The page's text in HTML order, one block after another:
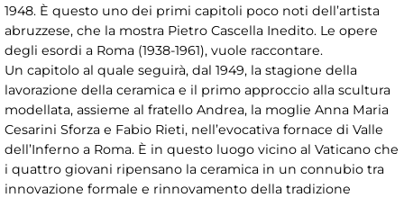
1948. È questo uno dei primi capitoli poco noti dell’artista
abruzzese, che la mostra Pietro Cascella Inedito. Le opere
degli esordi a Roma (1938-1961), vuole raccontare.
Un capitolo al quale seguirà, dal 1949, la stagione della
lavorazione della ceramica e il primo approccio alla scultura
modellata, assieme al fratello Andrea, la moglie Anna Maria
Cesarini Sforza e Fabio Rieti, nell’evocativa fornace di Valle
dell’Inferno a Roma. È in questo luogo vicino al Vaticano che
i quattro giovani ripensano la ceramica in un connubio tra
innovazione formale e rinnovamento della tradizione